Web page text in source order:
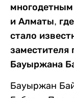
и Алматы,
стало
заместителя
Бауыржана
Бауыржан